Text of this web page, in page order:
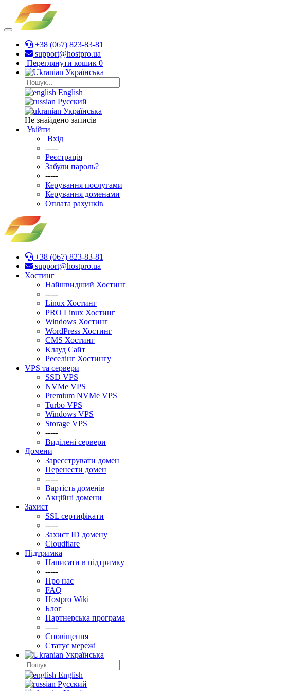
+38 (067) 823-83-81
support@hostpro.ua
Переглянути кошик 0
Українська
English
Русский
Українська
Не знайдено записів
Увійти
Вхід
-----
Реєстрація
Забули пароль?
-----
Керування послугами
Керування доменами
Оплата рахунків
+38 (067) 823-83-81
support@hostpro.ua
Хостинг
Найшвидший Хостинг
-----
Linux Хостинг
PRO Linux Хостинг
Windows Хостинг
WordPress Хостинг
CMS Хостинг
Клауд Сайт
Реселінг Хостингу
VPS та сервери
SSD VPS
NVMe VPS
Premium NVMe VPS
Turbo VPS
Windows VPS
Stоrage VPS
-----
Виділені сервери
Домени
Зареєструвати домен
Перенести домен
-----
Вартість доменів
Акційні домени
Захист
SSL сертифікати
-----
Захист ID домену
Clоudflare
Підтримка
Написати в підтримку
-----
Про нас
FAQ
Hostpro Wiki
Блог
Партнерська програма
-----
Сповіщення
Статус мережі
Українська
English
Русский